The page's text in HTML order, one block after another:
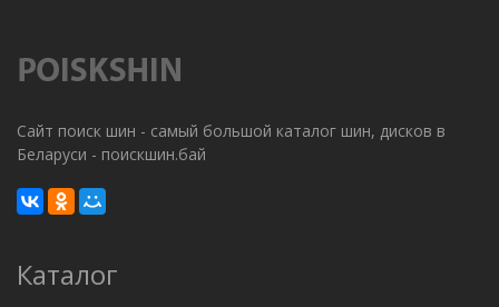
Сайт поиск шин - самый большой каталог шин, дисков в
Беларуси - поискшин.бай
Каталог